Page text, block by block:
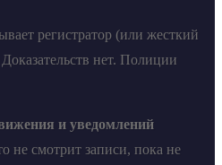
регистратор (или жесткий
нет. Полиции
и уведомлений
не смотрит записи, пока не